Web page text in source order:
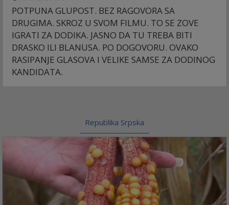
POTPUNA GLUPOST. BEZ RAGOVORA SA
DRUGIMA. SKROZ U SVOM FILMU. TO SE ZOVE
IGRATI ZA DODIKA. JASNO DA TU TREBA BITI
DRASKO ILI BLANUSA. PO DOGOVORU. OVAKO
RASIPANJE GLASOVA I VELIKE SAMSE ZA DODINOG
KANDIDATA.
Republika Srpska